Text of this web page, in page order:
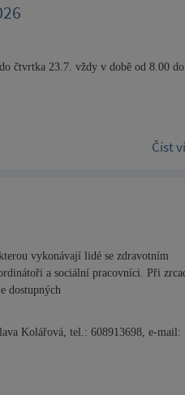
čtvrtka 23.7. vždy v době od 8.00
Číst
vykonávají lidé se zdravotním
a sociální pracovníci. Při
dostupných
Kolářová, tel.: 608913698, e-mail: